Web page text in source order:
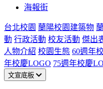
海報街
台北校園 蘭陽校園建築物
動 行政活動 校友活動 傑出
人物介紹 校園生態 60週年
年校慶LOGO 75週年校慶
文宣底板